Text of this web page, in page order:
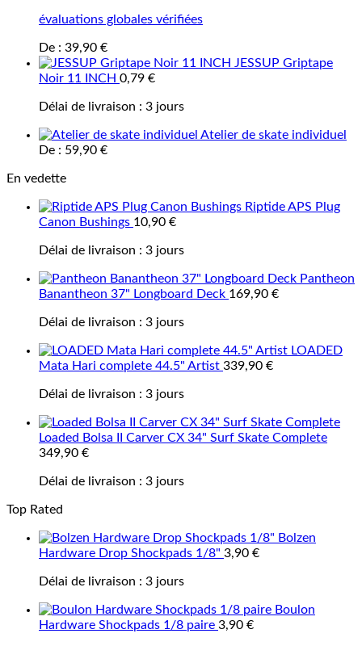
évaluations globales vérifiées
De : 39,90 €
JESSUP Griptape
Noir 11 INCH 0,79 €
Délai de livraison : 3 jours
Atelier de skate individuel
De : 59,90 €
En vedette
Riptide APS Plug
Canon Bushings 10,90 €
Délai de livraison : 3 jours
Pantheon
Banantheon 37" Longboard Deck 169,90 €
Délai de livraison : 3 jours
LOADED
Mata Hari complete 44.5" Artist 339,90 €
Délai de livraison : 3 jours
Loaded Bolsa II Carver CX 34" Surf Skate Complete
349,90 €
Délai de livraison : 3 jours
Top Rated
Bolzen
Hardware Drop Shockpads 1/8" 3,90 €
Délai de livraison : 3 jours
Boulon
Hardware Shockpads 1/8 paire 3,90 €